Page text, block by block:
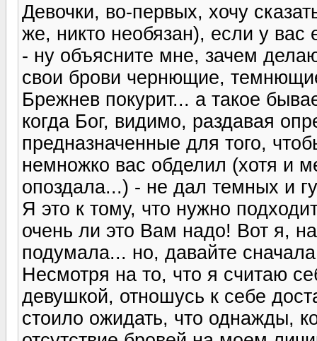
Девочки, во-первых, хочу
же, никто необязан), если у
- ну объясните мне, зачем
свои брови чернющие,
Брежнев покурит... а такое
когда Бог, видимо, раздавая
предназначенные для того,
немножко вас обделил (хотя и
опоздала...) - не дал темных и
Я это к тому, что нужно
очень ли это Вам надо! Вот я,
подумала... но, давайте
Несмотря на то, что я считаю
девушкой, отношусь к себе
стоило ожидать, что однажды,